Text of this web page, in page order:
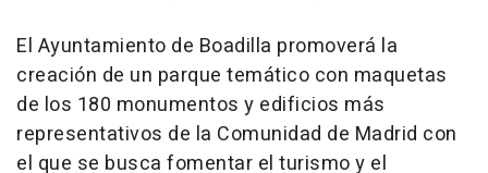
El Ayuntamiento de Boadilla promoverá la
creación de un parque temático con maquetas
de los 180 monumentos y edificios más
representativos de la Comunidad de Madrid con
el que se busca fomentar el turismo y el